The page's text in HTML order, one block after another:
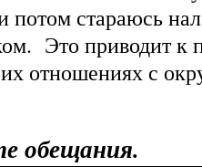
потом стараюсь
Это приводит к
отношениях с
обещания.